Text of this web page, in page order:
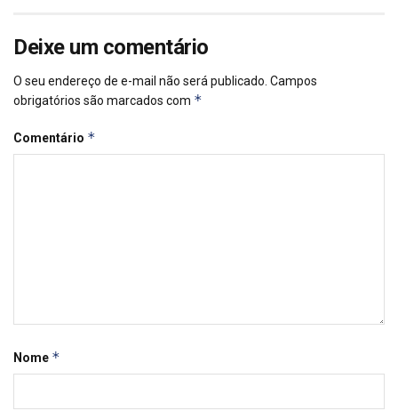
Deixe um comentário
O seu endereço de e-mail não será publicado. Campos
obrigatórios são marcados com *
Comentário *
Nome *